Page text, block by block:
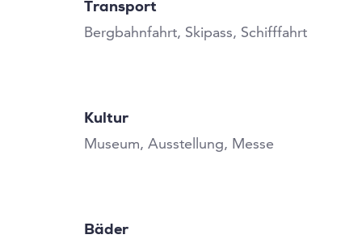
Transport
Bergbahnfahrt, Skipass, Schifffahrt
Kultur
Museum, Ausstellung, Messe
Bäder